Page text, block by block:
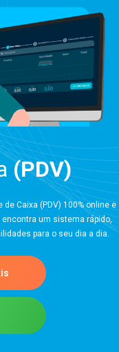
(PDV)
Caixa (PDV) 100% online e
um sistema rápido,
para o seu dia a dia.